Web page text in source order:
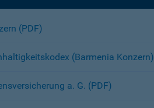
(PDF)
(Barmenia Konzern)
a. G. (PDF)